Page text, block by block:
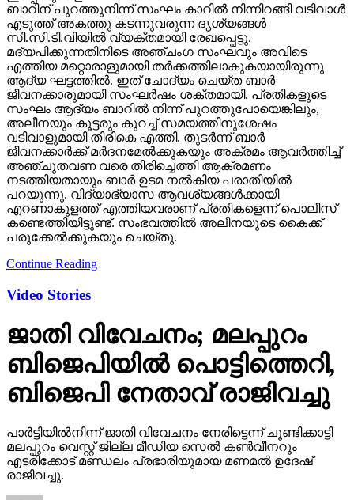
ബാറിന് പുറത്തുനിന്ന് സംഘം കാറില്‍ നിന്നിറങ്ങി വടിവാള്‍
എടുത്ത് അകത്തു കടന്നുവരുന്ന ദൃശ്യങ്ങള്‍
സി.സി.ടി.വിയില്‍ വ്യക്തമായി രേഖപ്പെട്ടു.
മദ്യപിക്കുന്നതിനിടെ അഞ്ചംഗ സംഘവും അവിടെ
എത്തിയ മറ്റൊരാളുമായി തര്‍ക്കത്തിലാകുകയായിരുന്നു
ആദ്യ ഘട്ടത്തില്‍. ഇത് ചോദ്യം ചെയ്ത ബാര്‍
ജീവനക്കാരുമായി സംഘര്‍ഷം ശക്തമായി. പ്രതികളുടെ
സംഘം ആദ്യം ബാറില്‍ നിന്ന് പുറത്തുപോയെങ്കിലും,
അലീനയും കൂട്ടരും കുറച്ച് സമയത്തിനുശേഷം
വടിവാളുമായി തിരികെ എത്തി. തുടര്‍ന്ന് ബാര്‍
ജീവനക്കാര്‍ക്ക് മര്‍ദനമേല്‍ക്കുകയും അക്രമം ആവര്‍ത്തിച്ച്
അഞ്ചുതവണ വരെ തിരിച്ചെത്തി ആക്രമണം
നടത്തിയതായും ബാര്‍ ഉടമ നല്‍കിയ പരാതിയില്‍
പറയുന്നു. വിദ്യാഭ്യാസ ആവശ്യങ്ങള്‍ക്കായി
എറണാകുളത്ത് എത്തിയവരാണ് പ്രതികളെന്ന് പൊലീസ്
കണ്ടെത്തിയിട്ടുണ്ട്. സംഭവത്തില്‍ അലീനയുടെ കൈക്ക്
പരുക്കേല്‍ക്കുകയും ചെയ്തു.
Continue Reading
Video Stories
ജാതി വിവേചനം; മലപ്പുറം
ബിജെപിയില്‍ പൊട്ടിത്തെറി,
ബിജെപി നേതാവ് രാജിവച്ചു
പാര്‍ട്ടിയില്‍നിന്ന് ജാതി വിവേചനം നേരിട്ടെന്ന് ചൂണ്ടിക്കാട്ടി
മലപ്പുറം വെസ്റ്റ് ജില്ല മീഡിയ സെല്‍ കണ്‍വീനറും
എടരിക്കോട് മണ്ഡലം പ്രഭാരിയുമായ മണമല്‍ ഉദേഷ്
രാജിവച്ചു.